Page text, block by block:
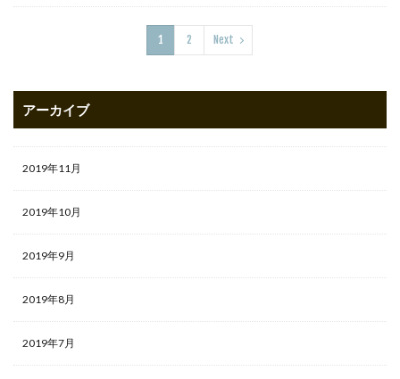
1 2 Next
アーカイブ
2019年11月
2019年10月
2019年9月
2019年8月
2019年7月